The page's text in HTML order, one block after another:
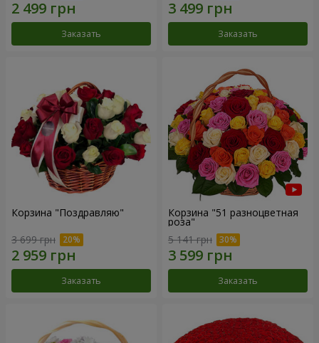
Заказать Заказать
Корзина "Поздравляю"
3 699 грн
Заказать
Корзина "51 разноцветная
роза"
5 141 грн
Заказать